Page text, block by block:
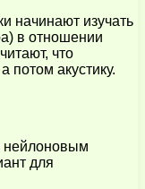
начинают изучать
в отношении
что
потом акустику.
нейлоновым
для